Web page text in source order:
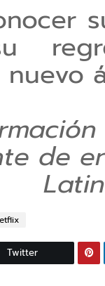
de
Twitter